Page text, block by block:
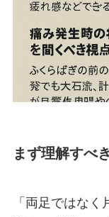
まず理解すべ
「両足ではなく